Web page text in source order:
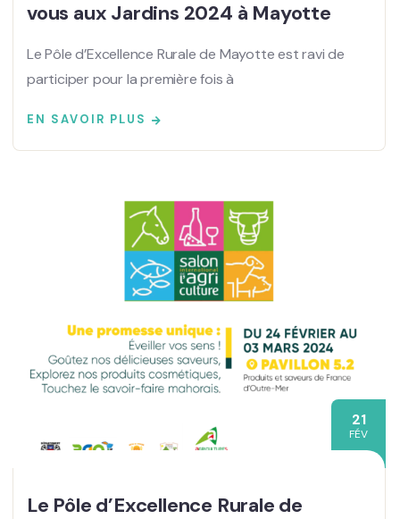
vous aux Jardins 2024 à Mayotte
Le Pôle d’Excellence Rurale de Mayotte est ravi de
participer pour la première fois à
EN SAVOIR PLUS
21
FÉV
Le Pôle d’Excellence Rurale de